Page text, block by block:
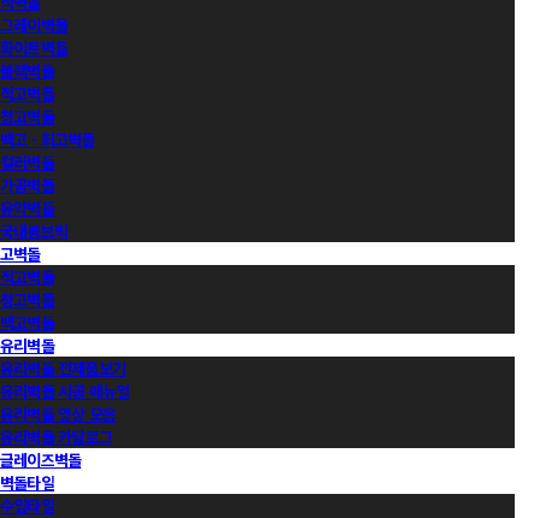
그레이벽돌
화이트벽돌
블랙벽돌
적고벽돌
청고벽돌
백고ㆍ회고벽돌
컬러벽돌
가공벽돌
유약벽돌
국내롱브릭
고벽돌
적고벽돌
청고벽돌
백고벽돌
유리벽돌
유리벽돌 전제품보기
유리벽돌 시공 매뉴얼
유리벽돌 영상 모음
유리벽돌 카달로그
글레이즈벽돌
벽돌타일
수입타일